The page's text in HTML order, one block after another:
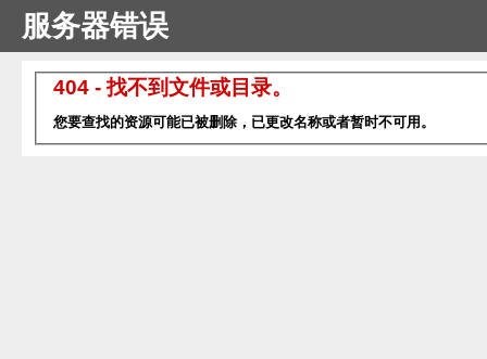
服务器错误
404 - 找不到文件或目录。
您要查找的资源可能已被删除，已更改名称或者暂时不可用。